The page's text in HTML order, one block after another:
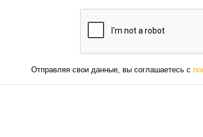
Отправляя свои данные, вы соглашаетесь с